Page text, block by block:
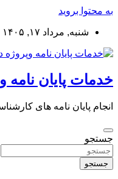
به محتوا بروید
شنبه, مرداد ۱۷, ۱۴۰۵
خدمات پایان
انجام پایان نامه های
جستجو
جستجو